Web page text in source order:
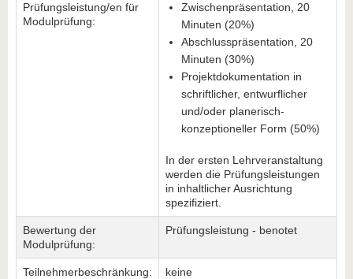
Prüfungsleistung/en für
Modulprüfung:
Zwischenpräsentation, 20
Minuten (20%)
Abschlusspräsentation, 20
Minuten (30%)
Projektdokumentation in
schriftlicher, entwurflicher
und/oder planerisch-
konzeptioneller Form (50%)
In der ersten Lehrveranstaltung
werden die Prüfungsleistungen
in inhaltlicher Ausrichtung
spezifiziert.
Bewertung der
Modulprüfung:
Prüfungsleistung - benotet
Teilnehmerbeschränkung: keine